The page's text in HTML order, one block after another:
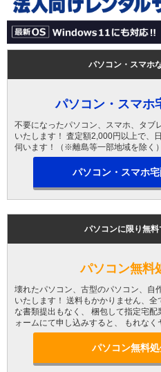
パソコン・スマホ
パソコン・スマホ
不要になったパソコン、スマホ、タブ
いたします！ 査定額2,000円以上で、
伺います！（※離島等一部地域を除く）
パソコン・スマホ
パソコンに限り無
パソコン無料
壊れたパソコン、古型のパソコン、自
いたします！ 送料もかかりません、
な書類提出もなく、 梱包して指定宅
ォームにて申し込みすると、 もれな
パソコン無料